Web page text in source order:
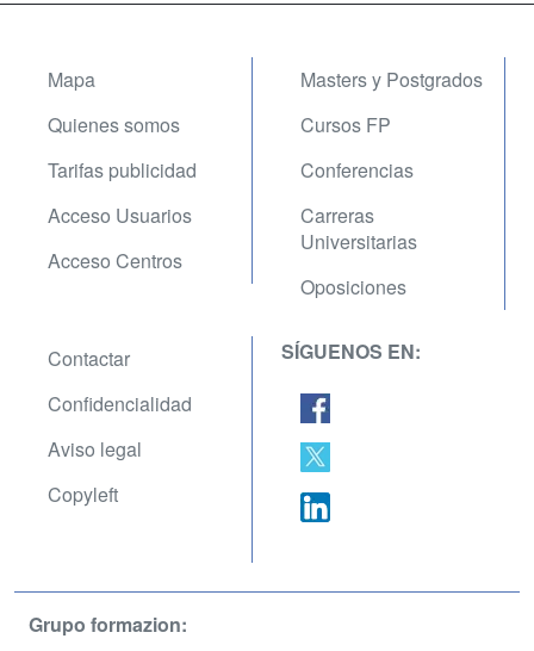
Mapa
Quienes somos
Tarifas publicidad
Acceso Usuarios
Acceso Centros
Masters y Postgrados
Cursos FP
Conferencias
Carreras
Universitarias
Oposiciones
Contactar
Confidencialidad
Aviso legal
Copyleft
SÍGUENOS EN:
Grupo formazion: